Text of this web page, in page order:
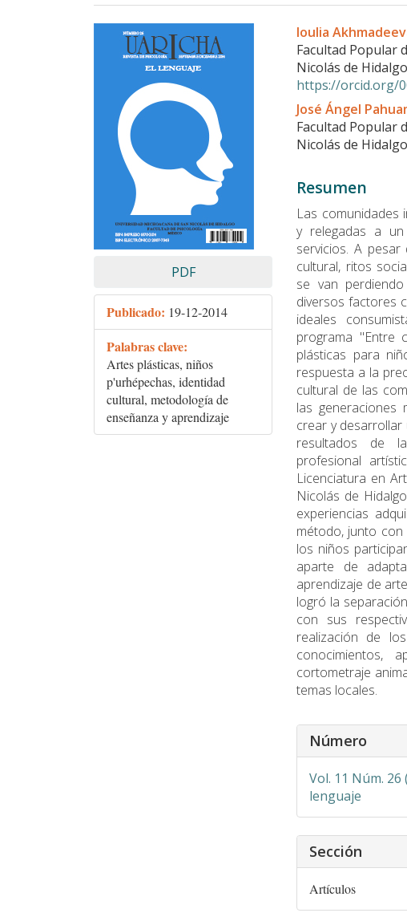
Barra
lateral
artículo
PDF
Publicado: 19-12-2014
Palabras clave:
Artes plásticas, niños
p'urhépechas, identidad
cultural, metodología de
enseñanza y aprendizaje
Contenido
principal
del
artículo
Ioulia
Facultad Popular
Nicolás de Hidalgo
https://orcid.org/
José Ángel
Facultad Popular
Nicolás de Hidalgo
Resumen
Las comunidades
y relegadas a
servicios. A
cultural, ritos
se van
diversos factores
ideales
programa "Entre
plásticas para
respuesta a la
cultural de las
las generaciones
crear y
resultados de
profesional
Licenciatura en
Nicolás de
experiencias
método, junto
los niños
aparte de
aprendizaje de
logró la
con sus
realización de
conocimientos,
cortometraje
temas locales.
Detalles
del
Número
Vol. 11 Núm. 26
lenguaje
Sección
Artículos